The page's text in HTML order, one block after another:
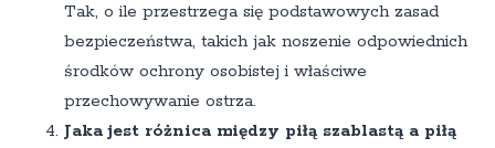
Tak, o ile przestrzega się podstawowych zasad
bezpieczeństwa, takich jak noszenie odpowiednich
środków ochrony osobistej i właściwe
przechowywanie ostrza.
Jaka jest różnica między piłą szablastą a piłą